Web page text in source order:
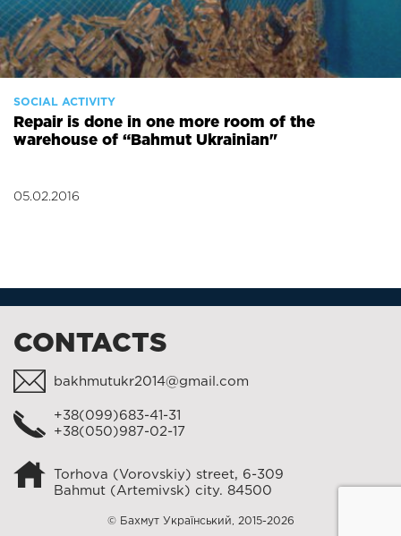
SOCIAL ACTIVITY
Repair is done in one more room of the
warehouse of “Bahmut Ukrainian"
05.02.2016
CONTACTS
bakhmutukr2014@gmail.com
+38(099)683-41-31
+38(050)987-02-17
Torhova (Vorovskiy) street, 6-309
Bahmut (Artemivsk) city. 84500
© Бахмут Український, 2015-2026